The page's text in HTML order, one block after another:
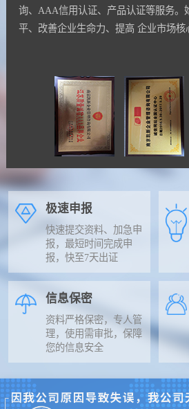
询、AAA信用认证、产品认证等服务。
平、改善企业生命力、提高 企业市场核
极速申报
快速提交资料、加急申
报，最短时间完成申
报，快至7天出证
信息保密
资料严格保密，专人管
理，使用需审批，保障
您的信息安全